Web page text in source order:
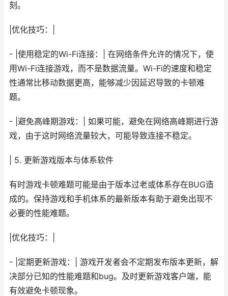
刻。
|优化技巧：|
- |使用稳定的Wi-Fi连接：| 在网络条件允许的情况下，使
用Wi-Fi连接游戏，而不是数据流量。Wi-Fi的速度和稳定
性通常比移动数据更高，能够减少因延迟导致的卡顿难
题。
- |避免高峰期游戏：| 如果可能，避免在网络高峰期进行游
戏，由于这时网络流量较大，可能导致连接不稳定。
| 5. 更新游戏版本与体系软件
有时游戏卡顿难题可能是由于版本过老或体系存在BUG造
成的。保持游戏和手机体系的最新版本有助于避免出现不
必要的性能难题。
|优化技巧：|
- |定期更新游戏：| 游戏开发者会不定期发布版本更新，解
决部分已知的性能难题和bug。及时更新游戏客户端，能
有效避免卡顿现象。